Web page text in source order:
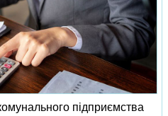
підприємства